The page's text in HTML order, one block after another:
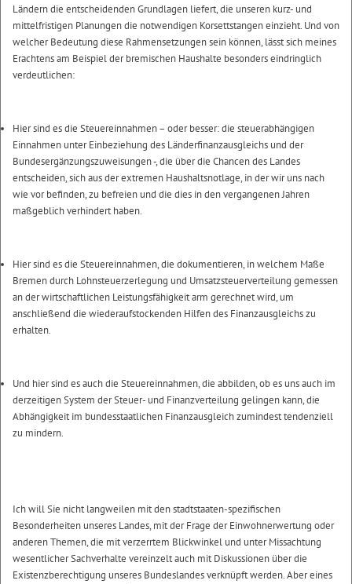
Ländern die entscheidenden Grundlagen liefert, die unseren kurz- und
mittelfristigen Planungen die notwendigen Korsettstangen einzieht. Und von
welcher Bedeutung diese Rahmensetzungen sein können, lässt sich meines
Erachtens am Beispiel der bremischen Haushalte besonders eindringlich
verdeutlichen:
Hier sind es die Steuereinnahmen – oder besser: die steuerabhängigen
Einnahmen unter Einbeziehung des Länderfinanzausgleichs und der
Bundesergänzungszuweisungen -, die über die Chancen des Landes
entscheiden, sich aus der extremen Haushaltsnotlage, in der wir uns nach
wie vor befinden, zu befreien und die dies in den vergangenen Jahren
maßgeblich verhindert haben.
Hier sind es die Steuereinnahmen, die dokumentieren, in welchem Maße
Bremen durch Lohnsteuerzerlegung und Umsatzsteuerverteilung gemessen
an der wirtschaftlichen Leistungsfähigkeit arm gerechnet wird, um
anschließend die wiederaufstockenden Hilfen des Finanzausgleichs zu
erhalten.
Und hier sind es auch die Steuereinnahmen, die abbilden, ob es uns auch im
derzeitigen System der Steuer- und Finanzverteilung gelingen kann, die
Abhängigkeit im bundesstaatlichen Finanzausgleich zumindest tendenziell
zu mindern.
Ich will Sie nicht langweilen mit den stadtstaaten-spezifischen
Besonderheiten unseres Landes, mit der Frage der Einwohnerwertung oder
anderen Themen, die mit verzerrtem Blickwinkel und unter Missachtung
wesentlicher Sachverhalte vereinzelt auch mit Diskussionen über die
Existenzberechtigung unseres Bundeslandes verknüpft werden. Aber eines